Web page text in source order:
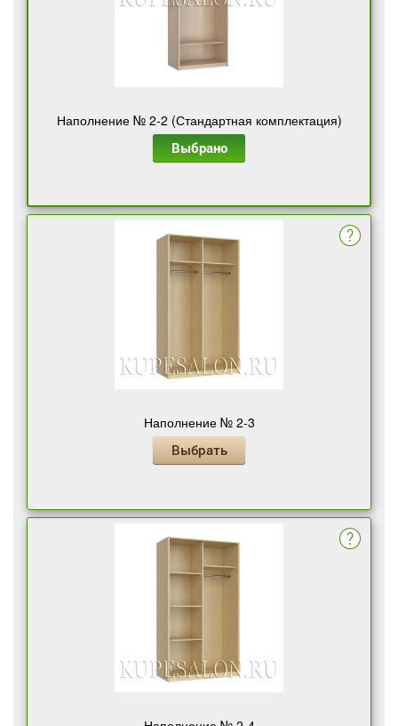
Наполнение № 2-2 (Стандартная комплектация)
Выбрано
Наполнение № 2-3
Выбрать